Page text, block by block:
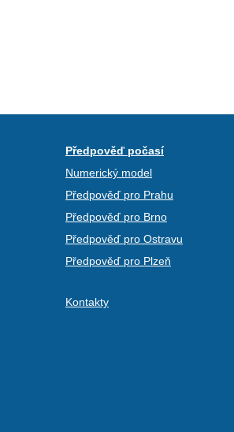
Předpověď počasí
Numerický model
Předpověď pro Prahu
Předpověď pro Brno
Předpověď pro Ostravu
Předpověď pro Plzeň
Kontakty